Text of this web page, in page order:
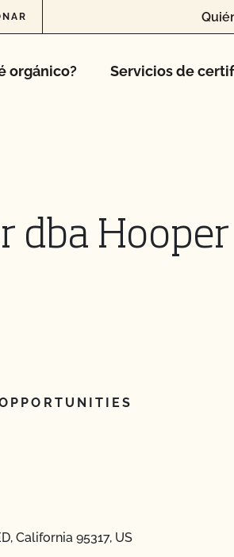
orgánico? Servicios de
dba
California 95317, US